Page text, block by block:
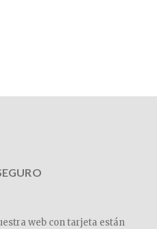
web con tarjeta están